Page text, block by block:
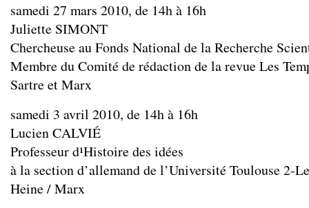
samedi 27 mars 2010, de 14h à 16h
Juliette SIMONT
Chercheuse au Fonds National de la Recherche
Membre du Comité de rédaction de la revue Les
Sartre et Marx
samedi 3 avril 2010, de 14h à 16h
Lucien CALVIÉ
Professeur d¹Histoire des idées
à la section d’allemand de l’Université Toulouse 2-
Heine / Marx